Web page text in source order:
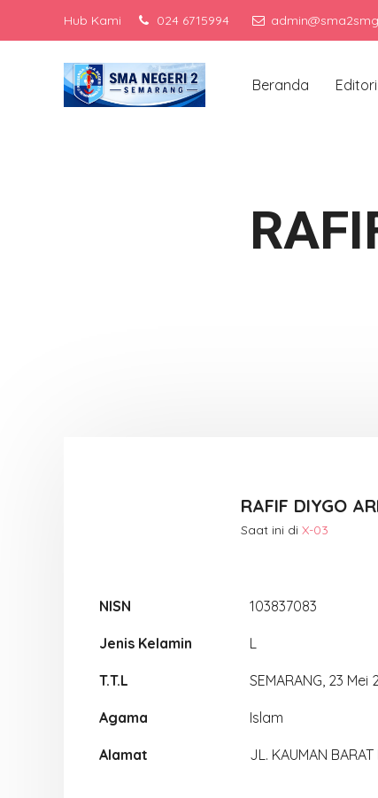
Hub Kami 024 6715994
Beranda
RAFIF DIYGO
Saat ini di X-03
NISN 103837083
Jenis Kelamin L
T.T.L SEMARANG, 23 Mei
Agama Islam
Alamat JL. KAUMAN BARAT